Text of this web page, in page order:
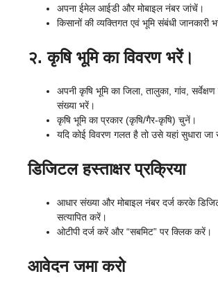
अपना ईमेल आईडी और मोबाइल नंबर जांचें।
किसानों की व्यक्तिगत एवं भूमि संबंधी जानकारी
२. कृषि भूमि का विवरण भरें।
अपनी कृषि भूमि का जिला, तालुका, गांव,
संख्या भरें।
कृषि भूमि का प्रकार (कृषि/गैर-कृषि) चुनें।
यदि कोई विवरण गलत है तो उसे यहां सुधारा
डिजिटल हस्ताक्षर प्रक्रिया
आधार संख्या और मोबाइल नंबर दर्ज करके
सत्यापित करें।
ओटीपी दर्ज करें और “सबमिट” पर क्लिक करें।
आवेदन जमा करो